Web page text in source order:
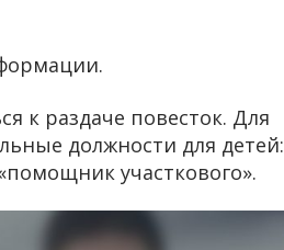
к раздаче повесток. Для
должности для детей:
участкового».